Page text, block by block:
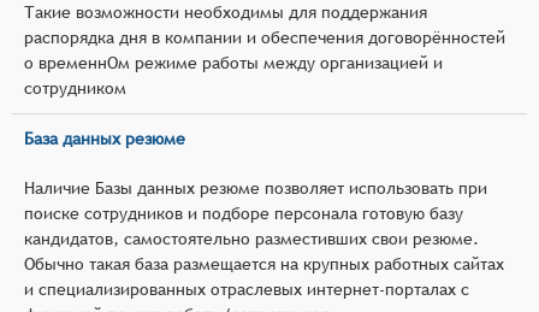
Такие возможности необходимы для поддержания
распорядка дня в компании и обеспечения договорённостей
о временнОм режиме работы между организацией и
сотрудником
База данных резюме
Наличие Базы данных резюме позволяет использовать при
поиске сотрудников и подборе персонала готовую базу
кандидатов, самостоятельно разместивших свои резюме.
Обычно такая база размещается на крупных работных сайтах
и специализированных отраслевых интернет-порталах с